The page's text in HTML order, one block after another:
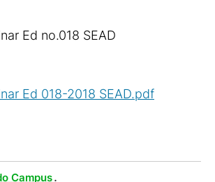
Ed no.018 SEAD
Ed 018-2018 SEAD.pdf
Campus.